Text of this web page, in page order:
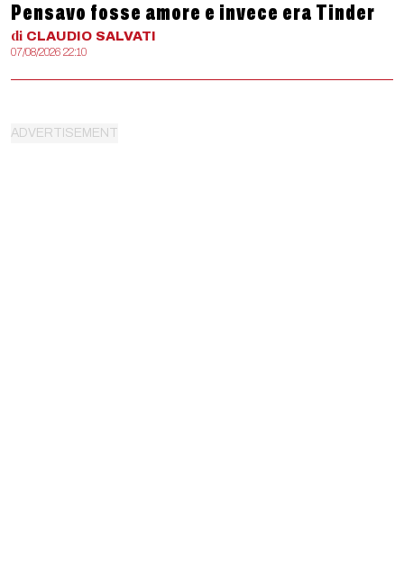
Pensavo fosse amore e invece era Tinder
di CLAUDIO SALVATI
07/08/2026 22:10